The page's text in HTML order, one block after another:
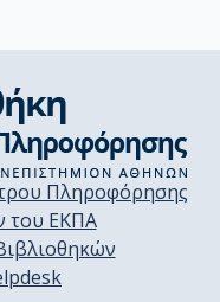
Πληροφόρησης
του ΕΚΠΑ